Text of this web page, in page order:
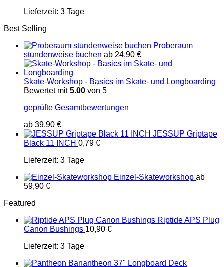
Lieferzeit: 3 Tage
Best Selling
Proberaum
stundenweise buchen ab 24,90 €
Skate-Workshop - Basics im Skate- und Longboarding
Bewertet mit5.00 von 5
geprüfte Gesamtbewertungen
ab 39,90 €
JESSUP Griptape
Black 11 INCH 0,79 €
Lieferzeit: 3 Tage
Einzel-Skateworkshop ab
59,90 €
Featured
Riptide APS Plug
Canon Bushings 10,90 €
Lieferzeit: 3 Tage